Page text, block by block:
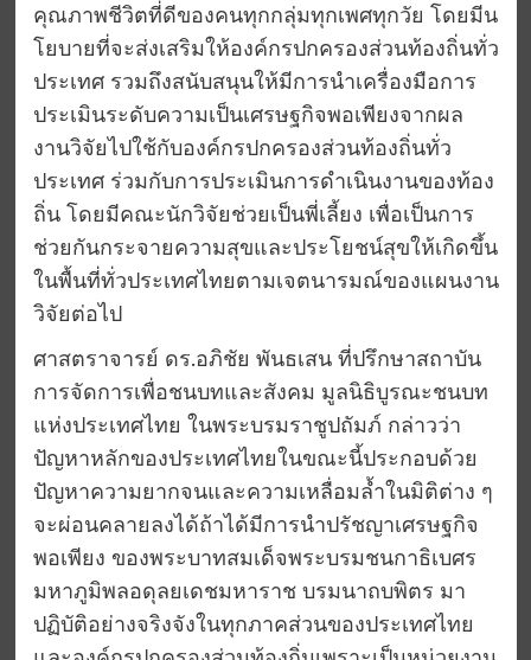
คุณภาพชีวิตที่ดีของคนทุกกลุ่มทุกเพศทุกวัย โดยมีน
โยบายที่จะส่งเสริมให้องค์กรปกครองส่วนท้องถิ่นทั่ว
ประเทศ รวมถึงสนับสนุนให้มีการนำเครื่องมือการ
ประเมินระดับความเป็นเศรษฐกิจพอเพียงจากผล
งานวิจัยไปใช้กับองค์กรปกครองส่วนท้องถิ่นทั่ว
ประเทศ ร่วมกับการประเมินการดำเนินงานของท้อง
ถิ่น โดยมีคณะนักวิจัยช่วยเป็นพี่เลี้ยง เพื่อเป็นการ
ช่วยกันกระจายความสุขและประโยชน์สุขให้เกิดขึ้น
ในพื้นที่ทั่วประเทศไทยตามเจตนารมณ์ของแผนงาน
วิจัยต่อไป
ศาสตราจารย์ ดร.อภิชัย พันธเสน ที่ปรึกษาสถาบัน
การจัดการเพื่อชนบทและสังคม มูลนิธิบูรณะชนบท
แห่งประเทศไทย ในพระบรมราชูปถัมภ์ กล่าวว่า
ปัญหาหลักของประเทศไทยในขณะนี้ประกอบด้วย
ปัญหาความยากจนและความเหลื่อมล้ำในมิติต่าง ๆ
จะผ่อนคลายลงได้ถ้าได้มีการนำปรัชญาเศรษฐกิจ
พอเพียง ของพระบาทสมเด็จพระบรมชนกาธิเบศร
มหาภูมิพลอดุลยเดชมหาราช บรมนาถบพิตร มา
ปฏิบัติอย่างจริงจังในทุกภาคส่วนของประเทศไทย